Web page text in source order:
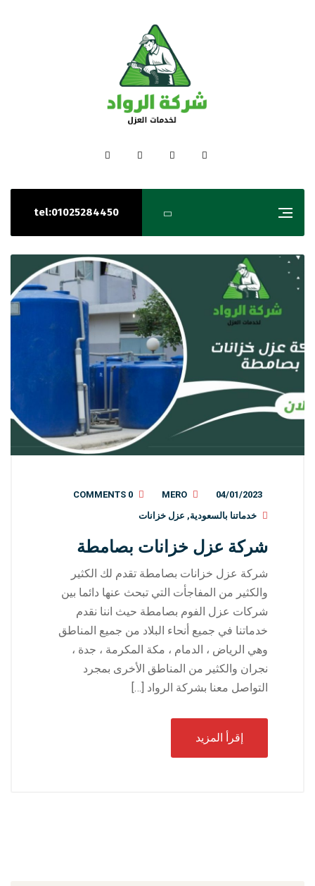
tel:01025284450
04/01/2023
MERO
0 COMMENTS
خدماتنا بالسعودية, عزل خزانات
شركة عزل خزانات بصامطة
شركة عزل خزانات بصامطة تقدم لك الكثير
والكثير من المفاجأت التي تبحث عنها دائما بين
شركات عزل الفوم بصامطة حيث اننا نقدم
خدماتنا في جميع أنحاء البلاد من جميع المناطق
وهي الرياض ، الدمام ، مكة المكرمة ، جدة ،
نجران والكثير من المناطق الأخرى بمجرد
التواصل معنا بشركة الرواد […]
إقرأ المزيد